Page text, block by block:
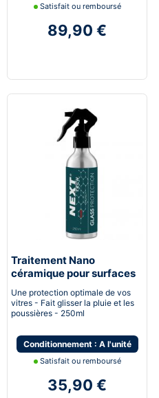
Satisfait ou remboursé
89,90 €
Traitement Nano
céramique pour surfaces
Une protection optimale de vos
vitres - Fait glisser la pluie et les
poussières - 250ml
Conditionnement : A l'unité
Satisfait ou remboursé
35,90 €